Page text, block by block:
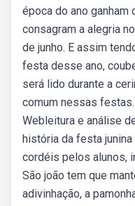
época do ano
consagram a alegria
de junho. E assim
festa desse ano,
será lido durante a
comum nessas
Webleitura e análise
história da festa
cordéis pelos alunos,
São joão tem que
adivinhação, a